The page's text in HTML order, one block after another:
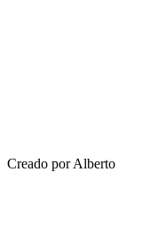
Creado por Alberto